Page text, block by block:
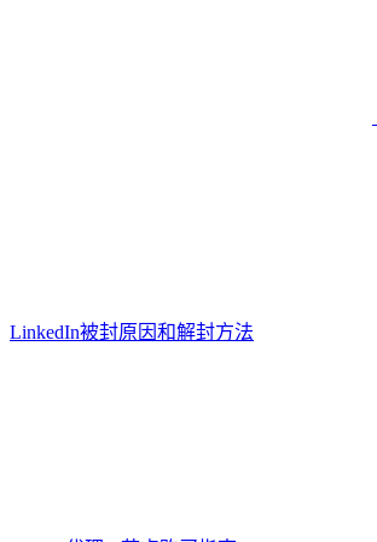
LinkedIn被封原因和解封方法